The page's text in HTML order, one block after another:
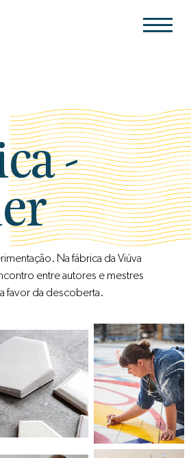
-
Na fábrica da Viúva
entre autores e mestres
favor da descoberta.